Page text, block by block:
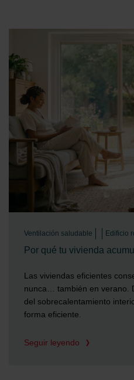
Ventilación saludable Edificio
Por qué tu vivienda
Las viviendas eficientes
nunca… también en verano.
del sobrecalentamiento
forma eficiente.
Seguir leyendo